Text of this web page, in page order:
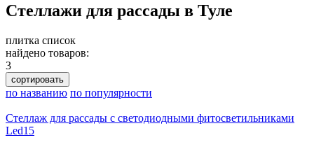
Стеллажи для рассады в Туле
плитка список
найдено товаров:
3
сортировать
по названию по популярности
Стеллаж для рассады с светодиодными фитосветильниками
Led15